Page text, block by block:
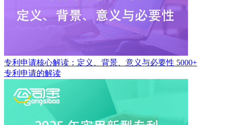
专利申请核心解读：定义、背景、意义与必要性 5000+
专利申请的解读